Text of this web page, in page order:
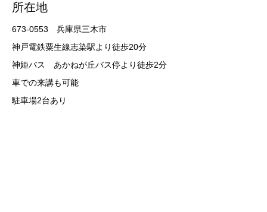
所在地
673-0553 兵庫県三木市
神戸電鉄粟生線志染駅より徒歩20分
神姫バス あかねが丘バス停より徒歩2分
車での来講も可能
駐車場2台あり